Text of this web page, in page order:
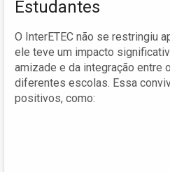
Estudantes
O InterETEC não se restringiu
ele teve um impacto
amizade e da integração entre
diferentes escolas. Essa
positivos, como: